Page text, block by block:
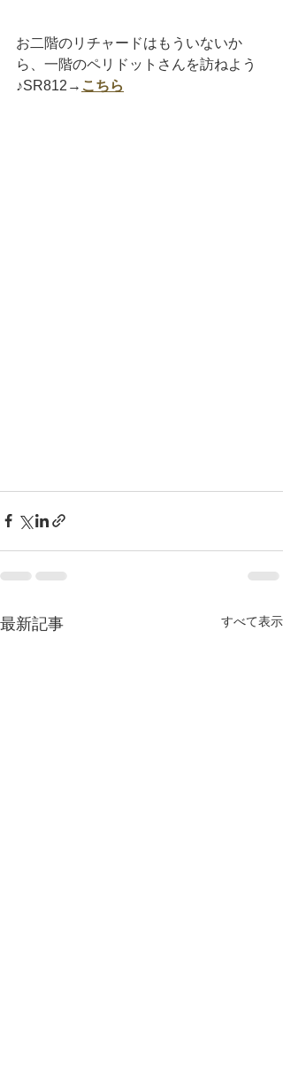
お二階のリチャードはもういないか
ら、一階のペリドットさんを訪ねよう
♪SR812→ こちら
最新記事 すべて表示